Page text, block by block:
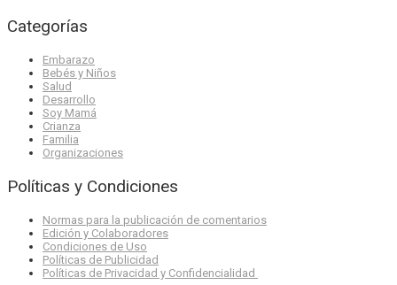
Categorías
Embarazo
Bebés y Niños
Salud
Desarrollo
Soy Mamá
Crianza
Familia
Organizaciones
Políticas y Condiciones
Normas para la publicación de comentarios
Edición y Colaboradores
Condiciones de Uso
Políticas de Publicidad
Políticas de Privacidad y Confidencialidad